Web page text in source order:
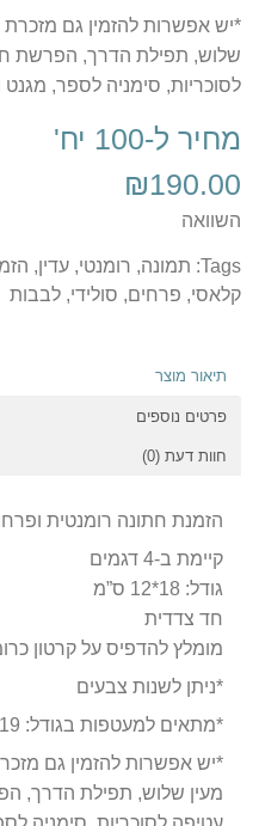
מחיר ל-100 יח'
₪190.00
*יש אפשרות להזמין גם מזכרת
שלוש, תפילת הדרך, הפרשת
לסוכריות, סימניה לספר, מגנט
השוואה
Tags: תמונה, רומנטי, עדין,
קלאסי, פרחים, סולידי, לבבות
תיאור מוצר
פרטים נוספים
חוות דעת (0)
הזמנת חתונה רומנטית
קיימת ב-4 דגמים
גודל: 18*12 ס”מ
חד צדדית
מומלץ להדפיס על קרטון כרומו 300
*ניתן לשנות צבעים
*מתאים למעטפות בגודל: 19*13 ס”מ
*יש אפשרות להזמין גם
מעין שלוש, תפילת הדרך,